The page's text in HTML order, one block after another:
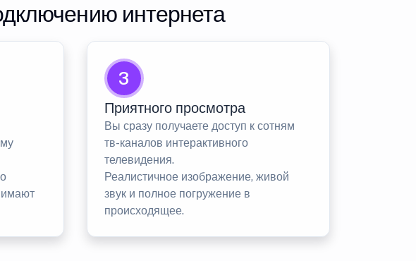
интернета
3
Приятного просмотра
Вы сразу получаете доступ к сотням
тв-каналов интерактивного
телевидения.
Реалистичное изображение, живой
звук и полное погружение в
происходящее.